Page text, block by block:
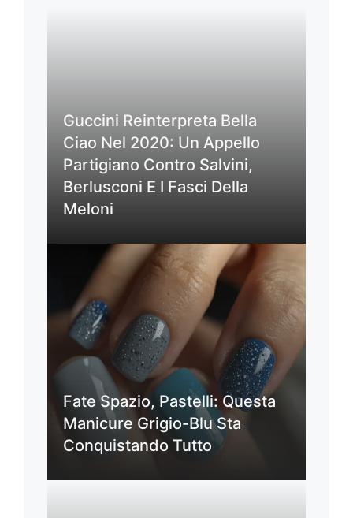
Guccini Reinterpreta Bella
Ciao Nel 2020: Un Appello
Partigiano Contro Salvini,
Berlusconi E I Fasci Della
Meloni
Fate Spazio, Pastelli: Questa
Manicure Grigio-Blu Sta
Conquistando Tutto